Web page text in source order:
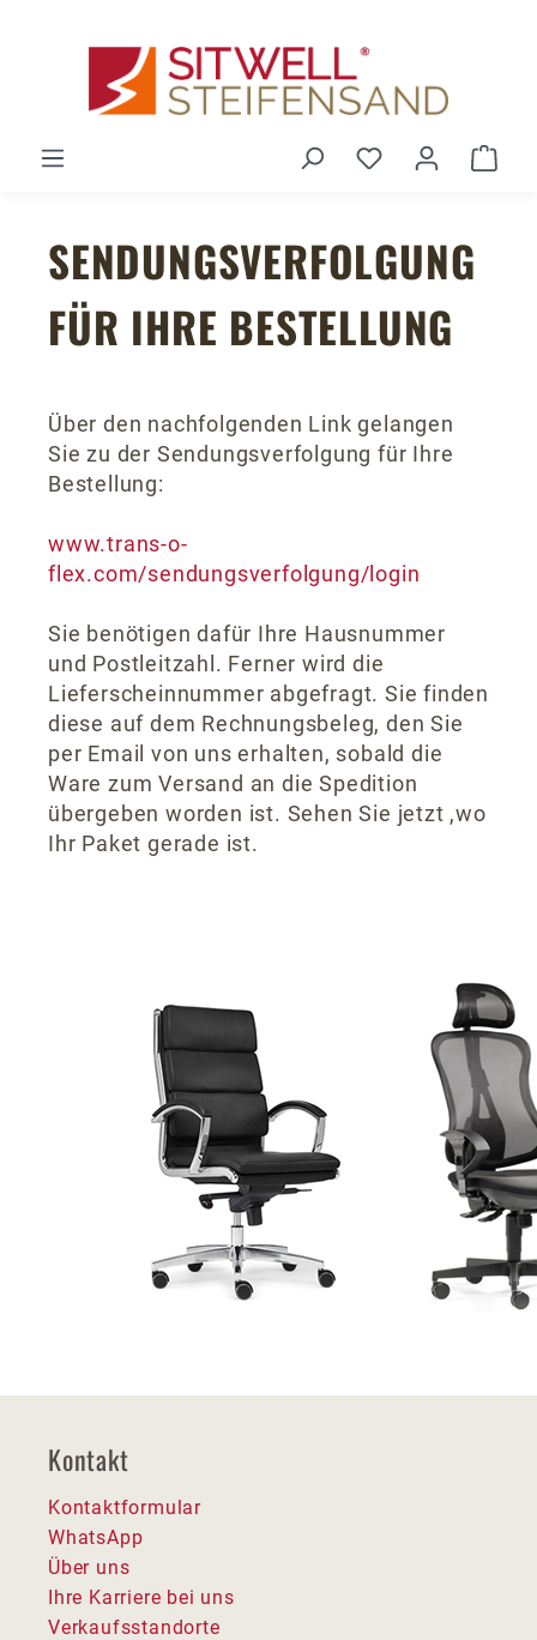
Du hast 0
SENDUNGSVERFOLGUNG
FÜR IHRE BESTELLUNG
Über den nachfolgenden Link gelangen
Sie zu der Sendungsverfolgung für Ihre
Bestellung:
www.trans-o-
flex.com/sendungsverfolgung/login
Sie benötigen dafür Ihre Hausnummer
und Postleitzahl. Ferner wird die
Lieferscheinnummer abgefragt. Sie finden
diese auf dem Rechnungsbeleg, den Sie
per Email von uns erhalten, sobald die
Ware zum Versand an die Spedition
übergeben worden ist. Sehen Sie jetzt ,wo
Ihr Paket gerade ist.
Kontakt
Kontaktformular
WhatsApp
Über uns
Ihre Karriere bei uns
Verkaufsstandorte